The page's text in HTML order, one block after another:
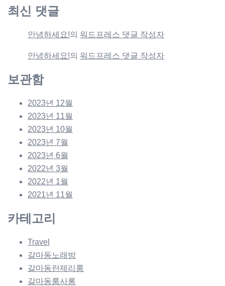
최신 댓글
안녕하세요!의 워드프레스 댓글 작성자
안녕하세요!의 워드프레스 댓글 작성자
보관함
2023년 12월
2023년 11월
2023년 10월
2023년 7월
2023년 6월
2022년 3월
2022년 1월
2021년 11월
카테고리
Travel
갈마동노래방
갈마동란제리룸
갈마동룸사롱